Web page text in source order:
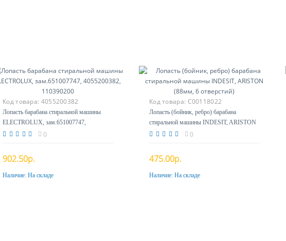
Код товара: 4055200382
Лопасть барабана стиральной машины
ELECTROLUX, зам.651007747,
4055200382, 110390200
0
902.50р.
Купить
Наличие: На складе
Код товара: C00118022
Лопасть (бойник, ребро) барабана
стиральной машины INDESIT, ARISTON
(88мм, 6 отверстий)
0
475.00р.
Купить
Наличие: На складе